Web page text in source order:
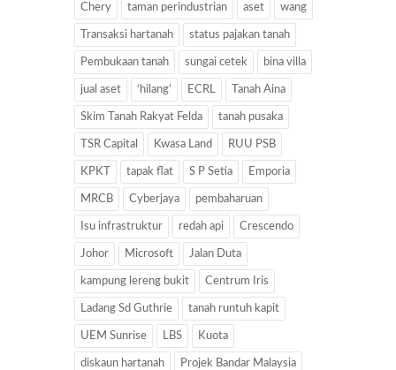
Chery taman perindustrian aset wang
Transaksi hartanah status pajakan tanah
Pembukaan tanah sungai cetek bina villa
jual aset ‘hilang’ ECRL Tanah Aina
Skim Tanah Rakyat Felda tanah pusaka
TSR Capital Kwasa Land RUU PSB
KPKT tapak flat S P Setia Emporia
MRCB Cyberjaya pembaharuan
Isu infrastruktur redah api Crescendo
Johor Microsoft Jalan Duta
kampung lereng bukit Centrum Iris
Ladang Sd Guthrie tanah runtuh kapit
UEM Sunrise LBS Kuota
diskaun hartanah Projek Bandar Malaysia